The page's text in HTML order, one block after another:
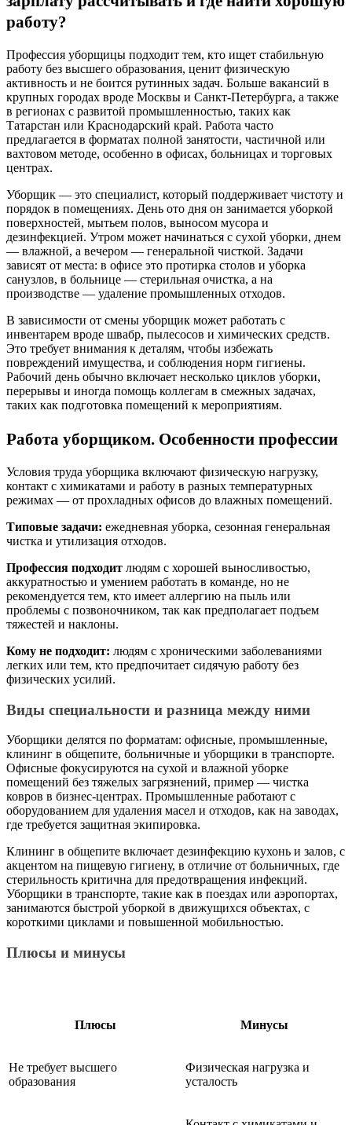
работу?
Профессия уборщицы подходит тем, кто ищет стабильную
работу без высшего образования, ценит физическую
активность и не боится рутинных задач. Больше вакансий в
крупных городах вроде Москвы и Санкт-Петербурга, а также
в регионах с развитой промышленностью, таких как
Татарстан или Краснодарский край. Работа часто
предлагается в форматах полной занятости, частичной или
вахтовом методе, особенно в офисах, больницах и торговых
центрах.
Уборщик — это специалист, который поддерживает чистоту и
порядок в помещениях. День ото дня он занимается уборкой
поверхностей, мытьем полов, выносом мусора и
дезинфекцией. Утром может начинаться с сухой уборки, днем
— влажной, а вечером — генеральной чисткой. Задачи
зависят от места: в офисе это протирка столов и уборка
санузлов, в больнице — стерильная очистка, а на
производстве — удаление промышленных отходов.
В зависимости от смены уборщик может работать с
инвентарем вроде швабр, пылесосов и химических средств.
Это требует внимания к деталям, чтобы избежать
повреждений имущества, и соблюдения норм гигиены.
Рабочий день обычно включает несколько циклов уборки,
перерывы и иногда помощь коллегам в смежных задачах,
таких как подготовка помещений к мероприятиям.
Работа уборщиком. Особенности профессии
Условия труда уборщика включают физическую нагрузку,
контакт с химикатами и работу в разных температурных
режимах — от прохладных офисов до влажных помещений.
Типовые задачи: ежедневная уборка, сезонная генеральная
чистка и утилизация отходов.
Профессия подходит людям с хорошей выносливостью,
аккуратностью и умением работать в команде, но не
рекомендуется тем, кто имеет аллергию на пыль или
проблемы с позвоночником, так как предполагает подъем
тяжестей и наклоны.
Кому не подходит: людям с хроническими заболеваниями
легких или тем, кто предпочитает сидячую работу без
физических усилий.
Виды специальности и разница между ними
Уборщики делятся по форматам: офисные, промышленные,
клининг в общепите, больничные и уборщики в транспорте.
Офисные фокусируются на сухой и влажной уборке
помещений без тяжелых загрязнений, пример — чистка
ковров в бизнес-центрах. Промышленные работают с
оборудованием для удаления масел и отходов, как на заводах,
где требуется защитная экипировка.
Клининг в общепите включает дезинфекцию кухонь и залов, с
акцентом на пищевую гигиену, в отличие от больничных, где
стерильность критична для предотвращения инфекций.
Уборщики в транспорте, такие как в поездах или аэропортах,
занимаются быстрой уборкой в движущихся объектах, с
короткими циклами и повышенной мобильностью.
Плюсы и минусы
Плюсы Минусы
Не требует высшего
образования
Физическая нагрузка и
усталость